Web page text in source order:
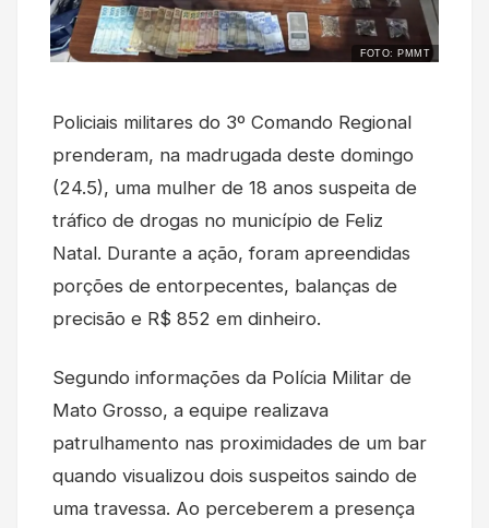
FOTO: PMMT
Policiais militares do 3º Comando Regional
prenderam, na madrugada deste domingo
(24.5), uma mulher de 18 anos suspeita de
tráfico de drogas no município de Feliz
Natal. Durante a ação, foram apreendidas
porções de entorpecentes, balanças de
precisão e R$ 852 em dinheiro.
Segundo informações da Polícia Militar de
Mato Grosso, a equipe realizava
patrulhamento nas proximidades de um bar
quando visualizou dois suspeitos saindo de
uma travessa. Ao perceberem a presença